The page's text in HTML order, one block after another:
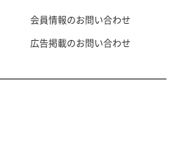
会員情報のお問い合わせ
広告掲載のお問い合わせ